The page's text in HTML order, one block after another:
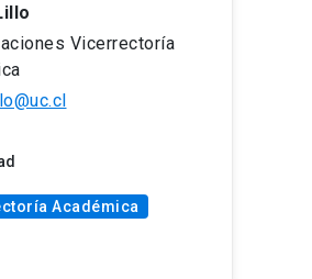
Vicerrectoría
Académica